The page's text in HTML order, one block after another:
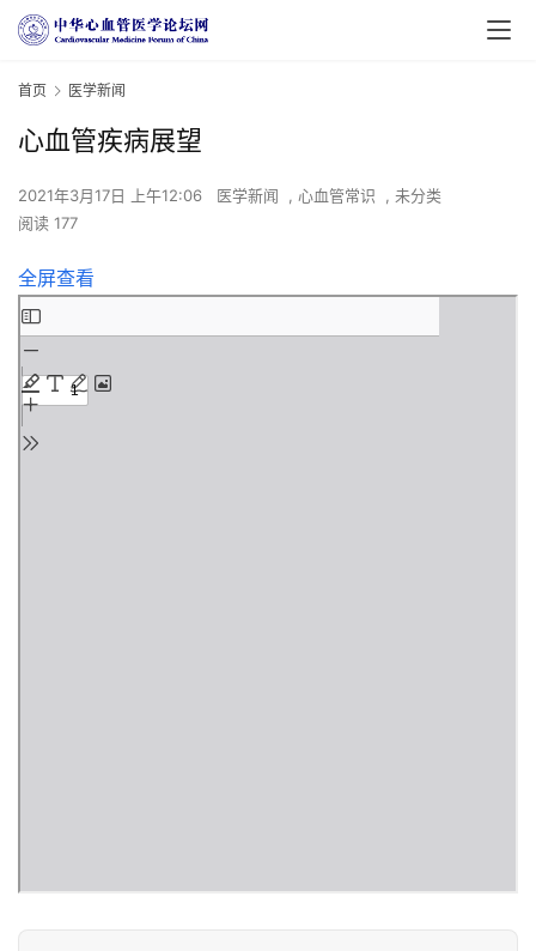
建
首页 医学新闻
心血管疾病展望
2021年3月17日 上午12:06 医学新闻 , 心血管常识 , 未分类
阅读 177
全屏查看
Skip
to
PDF
content